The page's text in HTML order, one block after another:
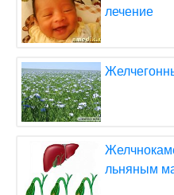
лечение
льняным